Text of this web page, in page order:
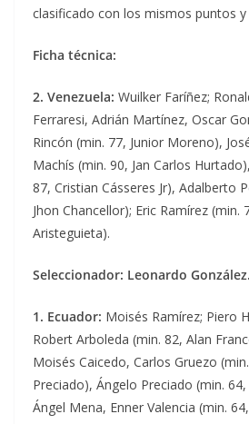
clasificado con los mismos puntos
Ficha técnica:
2. Venezuela: Wuilker Faríñez;
Ferraresi, Adrián Martínez, Oscar
Rincón (min. 77, Junior Moreno),
Machís (min. 90, Jan Carlos
87, Cristian Cásseres Jr), Adalberto
Jhon Chancellor); Eric Ramírez (min.
Aristeguieta).
Seleccionador: Leonardo González.
1. Ecuador: Moisés Ramírez; Piero
Robert Arboleda (min. 82, Alan
Moisés Caicedo, Carlos Gruezo
Preciado), Ángelo Preciado (min.
Ángel Mena, Enner Valencia (min.